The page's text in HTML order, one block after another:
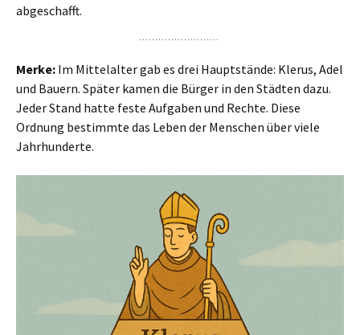
abgeschafft.
Merke: Im Mittelalter gab es drei Hauptstände: Klerus, Adel
und Bauern. Später kamen die Bürger in den Städten dazu.
Jeder Stand hatte feste Aufgaben und Rechte. Diese
Ordnung bestimmte das Leben der Menschen über viele
Jahrhunderte.